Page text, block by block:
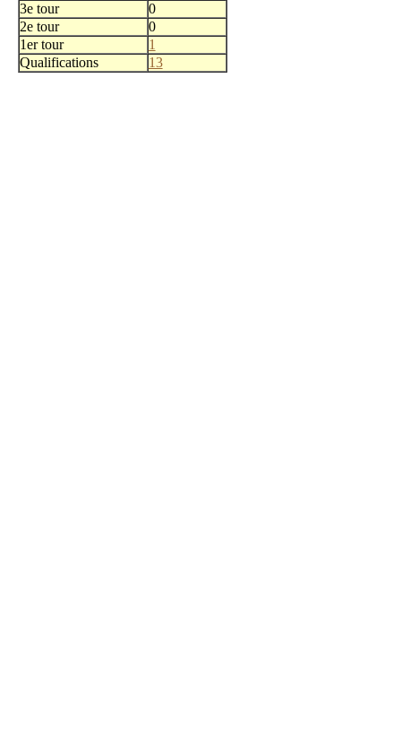
3e tour
0
2e tour
0
1er tour
1
Qualifications
13